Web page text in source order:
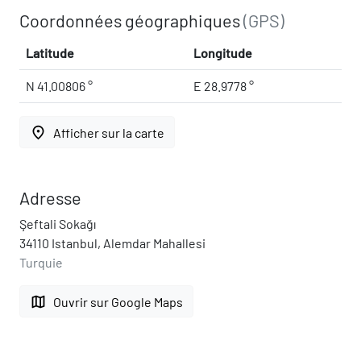
Coordonnées géographiques(GPS)
Latitude Longitude
N 41.00806 ° E 28.9778 °
place Afficher sur la carte
Adresse
Şeftali Sokağı
34110 Istanbul, Alemdar Mahallesi
Turquie
map Ouvrir sur Google Maps